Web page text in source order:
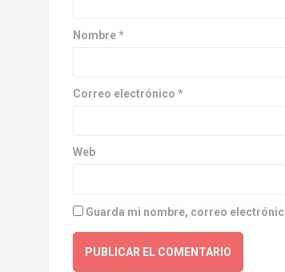
Nombre*
Correo electrónico *
Web
Guarda mi nombre, correo